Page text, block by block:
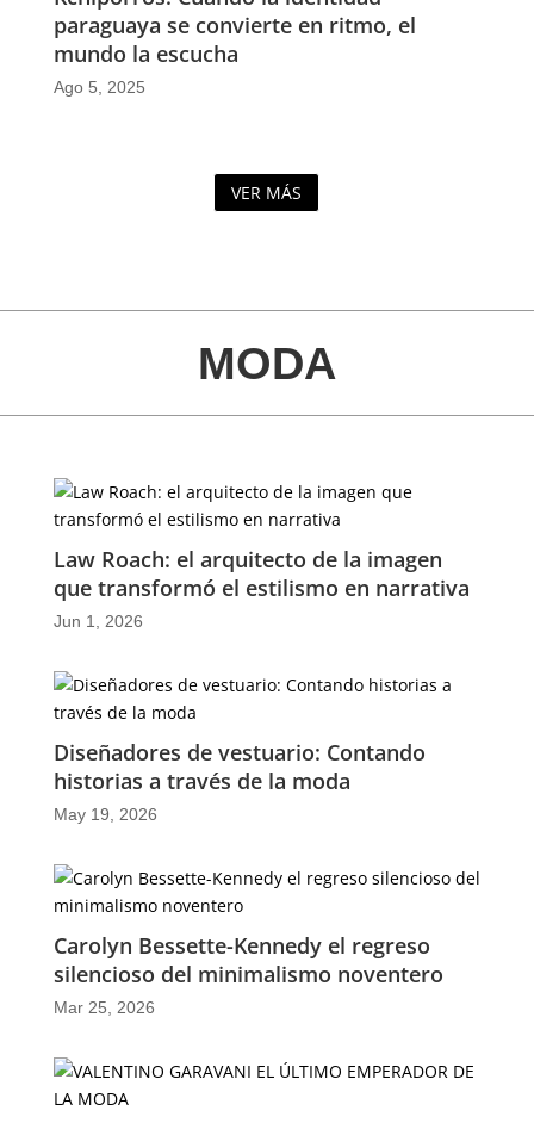
paraguaya se convierte en ritmo, el
mundo la escucha
Ago 5, 2025
VER MÁS
MODA
Law Roach: el arquitecto de la imagen
que transformó el estilismo en narrativa
Jun 1, 2026
Diseñadores de vestuario: Contando
historias a través de la moda
May 19, 2026
Carolyn Bessette-Kennedy el regreso
silencioso del minimalismo noventero
Mar 25, 2026